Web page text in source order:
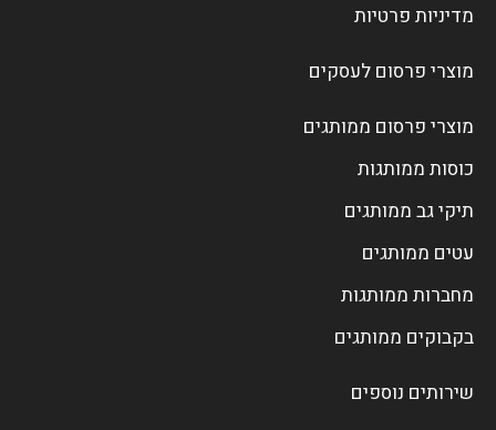
מדיניות פרטיות
מוצרי פרסום לעסקים
מוצרי פרסום ממותגים
כוסות ממותגות
תיקי גב ממותגים
עטים ממותגים
מחברות ממותגות
בקבוקים ממותגים
שירותים נוספים